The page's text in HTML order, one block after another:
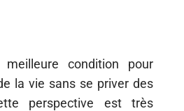
condition pour
la vie sans se priver des
perspective est très